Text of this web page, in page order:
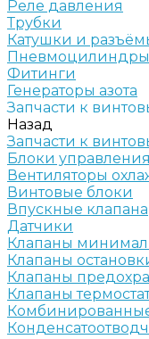
Реле давления
Трубки
Катушки и
Пневмоцилиндры
Фитинги
Генераторы азота
Запчасти к
Назад
Запчасти к
Блоки управления
Вентиляторы
Винтовые блоки
Впускные клапана
Датчики
Клапаны
Клапаны
Клапаны
Клапаны